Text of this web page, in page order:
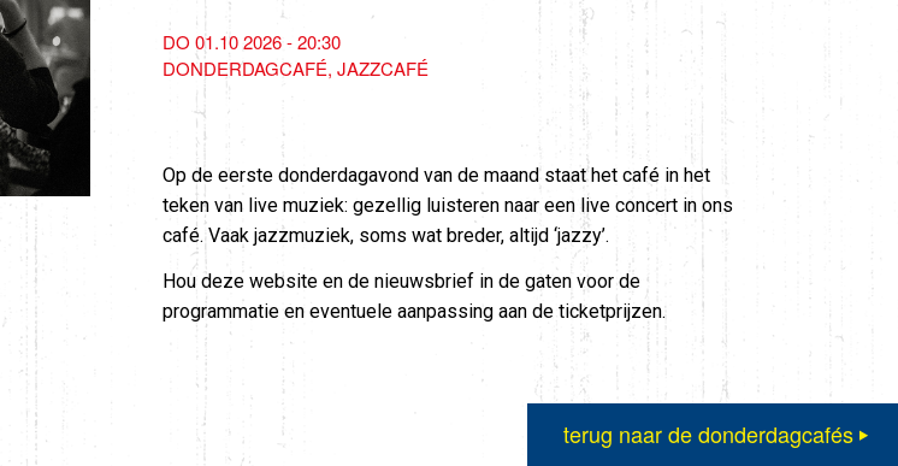
DO 01.10 2026 - 20:30
DONDERDAGCAFÉ JAZZCAFÉ
Op de eerste donderdagavond van de maand staat het café in het
teken van live muziek: gezellig luisteren naar een live concert in ons
café. Vaak jazzmuziek, soms wat breder, altijd ‘jazzy’.
Hou deze website en de nieuwsbrief in de gaten voor de
programmatie en eventuele aanpassing aan de ticketprijzen.
terug naar de donderdagcafés